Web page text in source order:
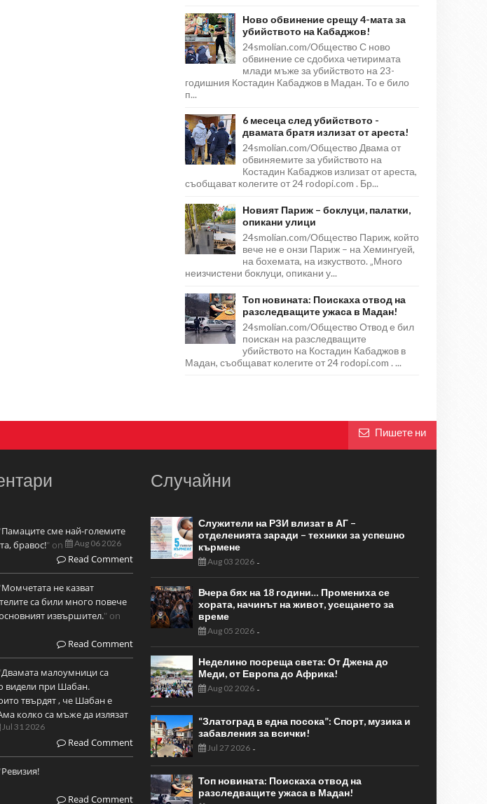
Ново обвинение срещу 4-мата за
убийството на Кабаджов!
24smolian.com/Общество С ново
обвинение се сдобиха четиримата
млади мъже за убийството на 23-
годишния Костадин Кабаджов в Мадан. То е било
п...
6 месеца след убийството -
двамата братя излизат от ареста!
24smolian.com/Общество Двама от
обвиняемите за убийството на
Костадин Кабаджов излизат от ареста,
съобщават колегите от 24 rodopi.com . Бр...
Новият Париж – боклуци, палатки,
опикани улици
24smolian.com/Общество Париж, който
вече не е онзи Париж – на Хемингуей,
на бохемата, на изкуството. „Много
неизчистени боклуци, опикани у...
Топ новината: Поискаха отвод на
разследващите ужаса в Мадан!
24smolian.com/Общество Отвод е бил
поискан на разследващите
убийството на Костадин Кабаджов в
Мадан, съобщават колегите от 24 rodopi.com . ...
Пишете ни
Памаците сме най-големите
бравос!" on Aug 06 2026
Read Comment
Момчетата не казват
са били много повече
извършител." on
Read Comment
Двамата малоумници са
видели при Шабан.
твърдят , че Шабан е
колко са мъже да излязат
Jul 31 2026
Read Comment
Ревизия!
Read Comment
Случайни
Служители на РЗИ влизат в АГ –
отделенията заради – техники за успешно
кърмене
Aug 03 2026-
Вчера бях на 18 години… Промениха се
хората, начинът на живот, усещането за
време
Aug 05 2026-
Неделино посреща света: От Джена до
Меди, от Европа до Африка!
Aug 02 2026-
“Златоград в една посока”: Спорт, музика и
забавления за всички!
Jul 27 2026-
Топ новината: Поискаха отвод на
разследващите ужаса в Мадан!